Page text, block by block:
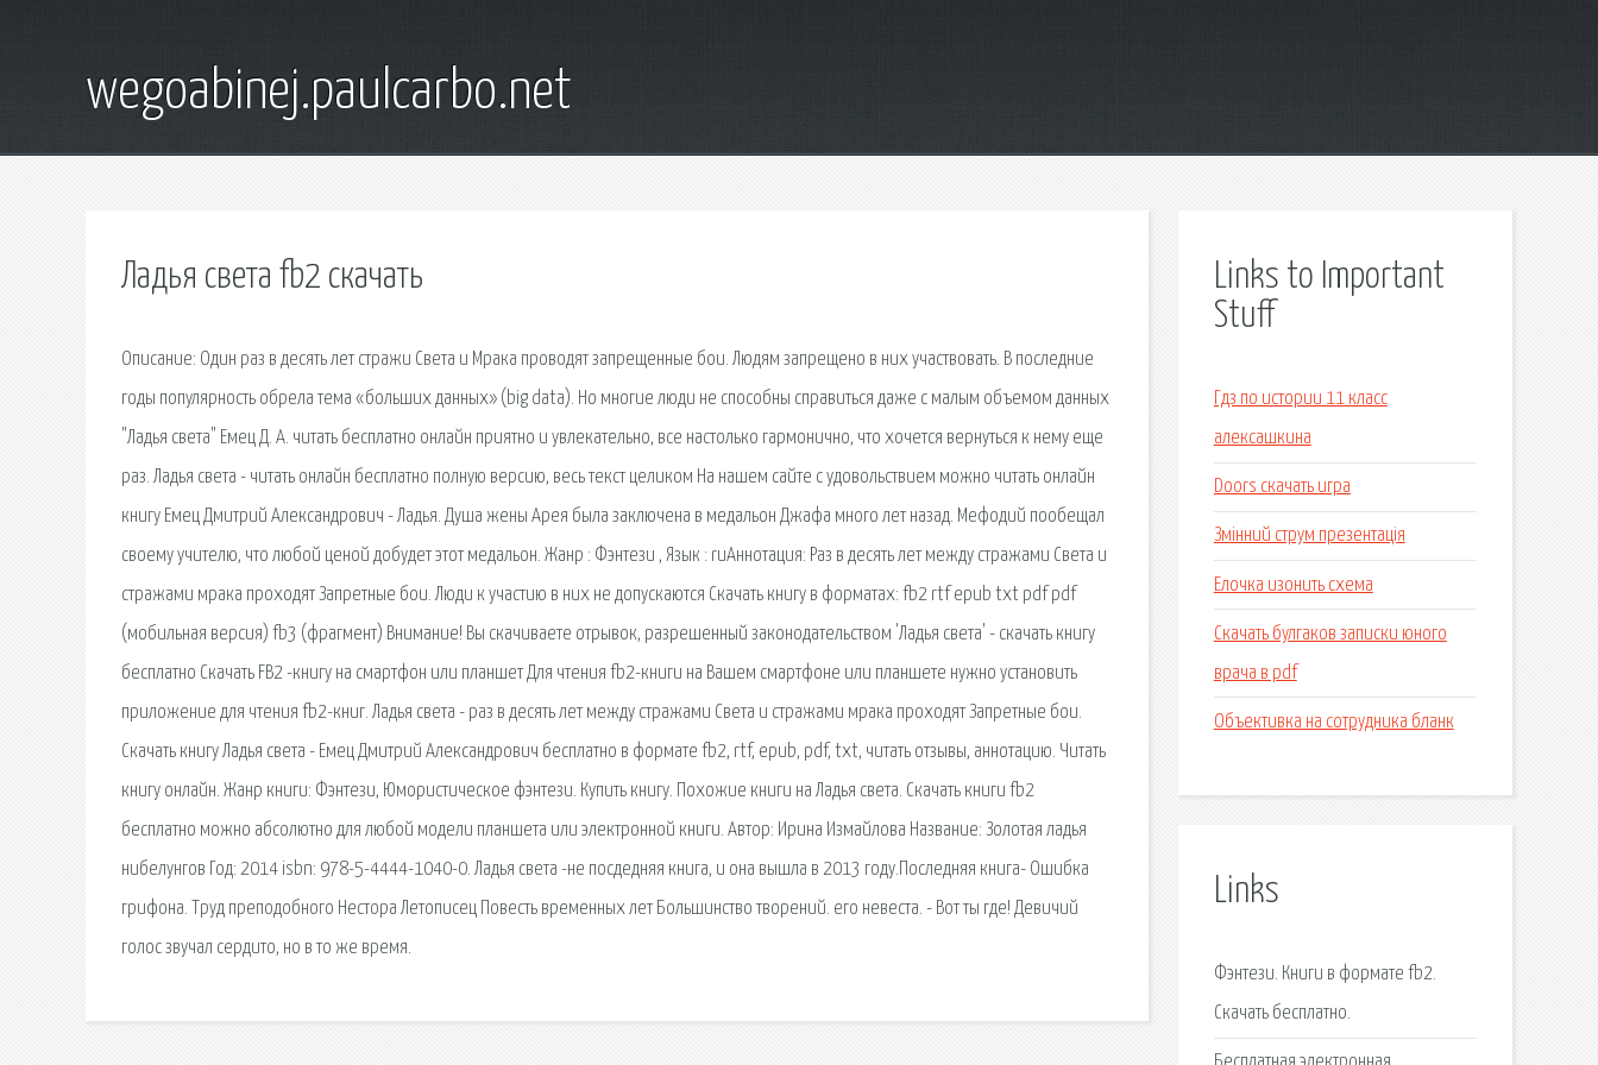
wegoabinej.paulcarbo.net
Ладья света fb2 скачать
Описание: Один раз в десять лет стражи Света и Мрака проводят запрещенные бои. Людям запрещено в них участвовать. В последние
годы популярность обрела тема «больших данных» (big data). Но многие люди не способны справиться даже с малым объемом данных
"Ладья света" Емец Д. А. читать бесплатно онлайн приятно и увлекательно, все настолько гармонично, что хочется вернуться к нему еще
раз. Ладья света - читать онлайн бесплатно полную версию, весь текст целиком На нашем сайте с удовольствием можно читать онлайн
книгу Емец Дмитрий Александрович - Ладья. Душа жены Арея была заключена в медальон Джафа много лет назад. Мефодий пообещал
своему учителю, что любой ценой добудет этот медальон. Жанр : Фэнтези , Язык : ruАннотация: Раз в десять лет между стражами Света и
стражами мрака проходят Запретные бои. Люди к участию в них не допускаются Скачать книгу в форматах : fb2 rtf epub txt pdf pdf
(мобильная версия) fb3 (фрагмент) Внимание! Вы скачиваете отрывок, разрешенный законодательством 'Ладья света' - cкачать книгу
бесплатно Скачать FB2 -книгу на cмартфон или планшет Для чтения fb2-книги на Вашем смартфоне или планшете нужно установить
приложение для чтения fb2-книг. Ладья света - раз в десять лет между стражами Света и стражами мрака проходят Запретные бои.
Скачать книгу Ладья света - Емец Дмитрий Александрович бесплатно в формате fb2, rtf, epub, pdf, txt, читать отзывы, аннотацию. Читать
книгу онлайн. Жанр книги: Фэнтези, Юмористическое фэнтези. Купить книгу. Похожие книги на Ладья света. Cкачать книги fb2
бесплатно можно абсолютно для любой модели планшета или электронной книги. Автор: Ирина Измайлова Название: Золотая ладья
нибелунгов Год: 2014 isbn: 978-5-4444-1040-0. Ладья света -не посдедняя книга, и она вышла в 2013 году.Последняя книга- Ошибка
грифона. Труд преподобного Нестора Летописец Повесть временных лет Большинство творений. его невеста. - Вот ты где! Девичий
голос звучал сердито, но в то же время.
Links to Important
Stuff
Гдз по истории 11 класс
алексашкина
Doors скачать игра
Змінний струм презентація
Елочка изонить схема
Скачать булгаков записки юного
врача в pdf
Объективка на сотрудника бланк
Links
Фэнтези. Книги в формате fb2.
Скачать бесплатно.